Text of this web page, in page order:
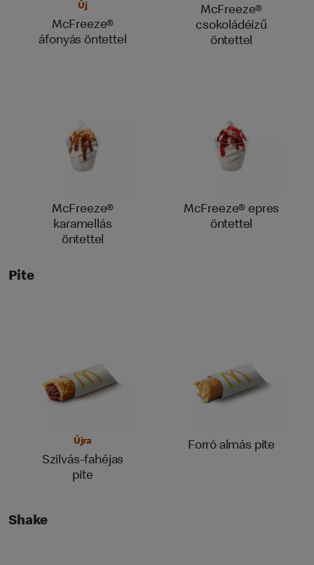
Új
McFreeze®
áfonyás öntettel
McFreeze®
csokoládéízű
öntettel
McFreeze®
karamellás
öntettel
McFreeze® epres
öntettel
Pite
Újra
Szilvás-fahéjas
pite
Forró almás pite
Shake